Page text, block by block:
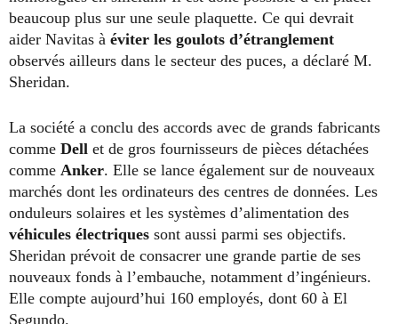
beaucoup plus sur une seule plaquette. Ce qui devrait
aider Navitas à éviter les goulots d’étranglement
observés ailleurs dans le secteur des puces, a déclaré M.
Sheridan.
La société a conclu des accords avec de grands fabricants
comme Dell et de gros fournisseurs de pièces détachées
comme Anker. Elle se lance également sur de nouveaux
marchés dont les ordinateurs des centres de données. Les
onduleurs solaires et les systèmes d’alimentation des
véhicules électriques sont aussi parmi ses objectifs.
Sheridan prévoit de consacrer une grande partie de ses
nouveaux fonds à l’embauche, notamment d’ingénieurs.
Elle compte aujourd’hui 160 employés, dont 60 à El
Segundo.